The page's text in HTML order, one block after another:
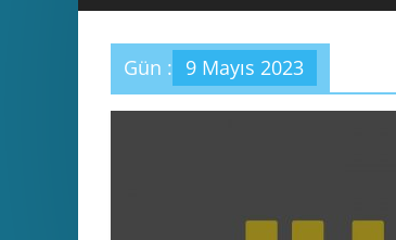
DOMANİÇ
BELEDİYESİ
RESMİ
WEB
SİTESİ
Gün : 9 Mayıs 2023